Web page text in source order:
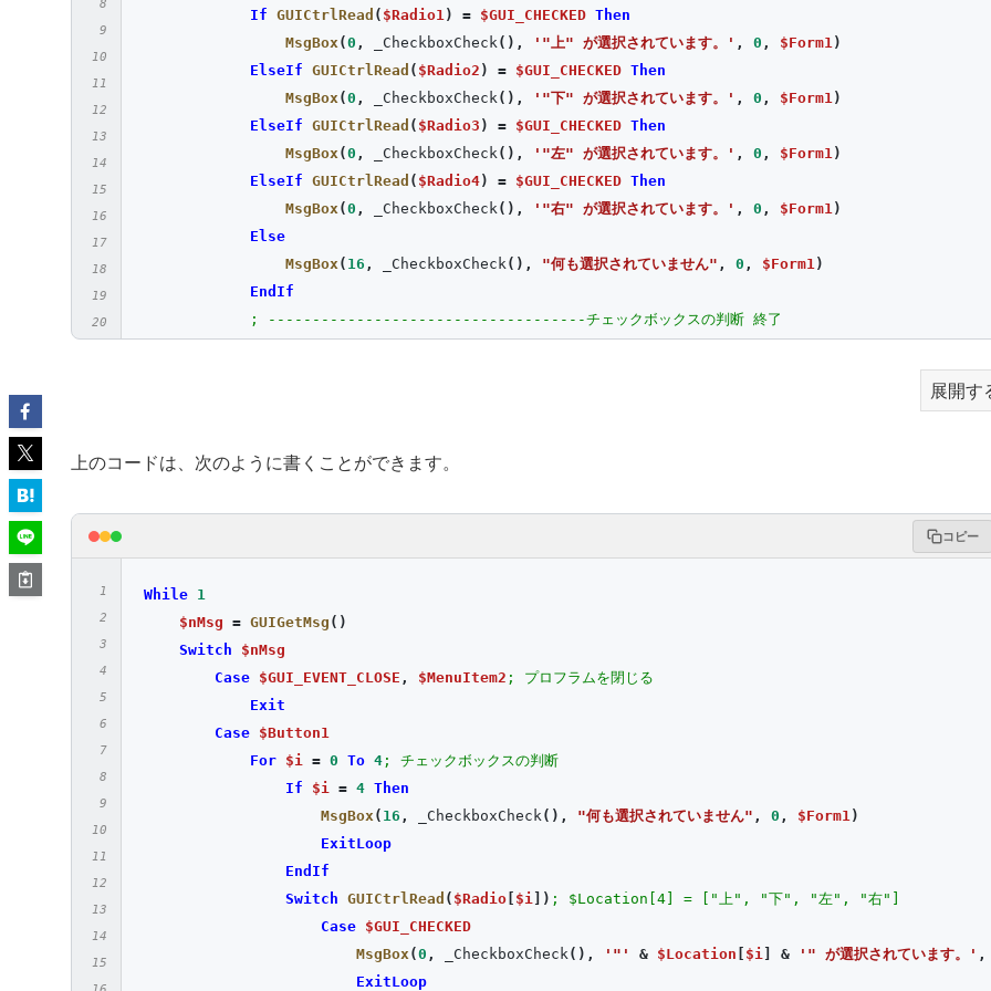
If GUICtrlRead ( $Radio1) = $GUI_CHECKED Then
MsgBox(0 , _CheckboxCheck(), '"上" が選択されています。' , 0 , $Form1)
ElseIf GUICtrlRead ( $Radio2 ) = $GUI_CHECKED Then
MsgBox(0 , _CheckboxCheck(), '"下" が選択されています。' , 0 , $Form1)
ElseIf GUICtrlRead ( $Radio3 ) = $GUI_CHECKED Then
MsgBox(0 , _CheckboxCheck(), '"左" が選択されています。' , 0 , $Form1)
ElseIf GUICtrlRead ( $Radio4) = $GUI_CHECKED Then
MsgBox(0 , _CheckboxCheck(), '"右" が選択されています。' , 0 , $Form1)
Else
MsgBox( 16 , _CheckboxCheck(), "何も選択されていません" , 0 , $Form1)
EndIf
; ------------------------------------チェックボックスの判断 終了
Case
$MenuItem5
EndSwitch
展開す
上のコードは、次のように書くことができます。
コピー
While 1
$nMsg = GUIGetMsg ()
Switch
$nMsg
Case $GUI_EVENT_CLOSE , $MenuItem2 ; プロフラムを閉じる
Exit
Case $Button1
For $i = 0 To 4 ; チェックボックスの判断
If
$i = 4 Then
MsgBox( 16 , _CheckboxCheck(), "何も選択されていません" , 0 , $Form1)
ExitLoop
EndIf
Switch GUICtrlRead ( $Radio $i ]) ; $Location[4] = ["上", "下", "左", "右"]
Case $GUI_CHECKED
MsgBox(0 , _CheckboxCheck(), '"' & $Location $i & '" が選択されています。' ,
ExitLoop